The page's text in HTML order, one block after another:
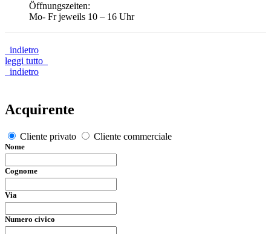
Öffnungszeiten:
Mo- Fr jeweils 10 – 16 Uhr
indietro
leggi tutto
indietro
Acquirente
Cliente privato Cliente commerciale
Nome
Cognome
Via
Numero civico